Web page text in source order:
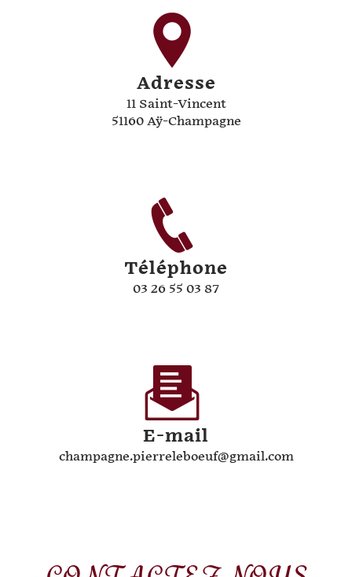
Adresse
11 Saint-Vincent
51160 Aÿ-Champagne
Téléphone
03 26 55 03 87
E-mail
champagne.pierreleboeuf@gmail.com